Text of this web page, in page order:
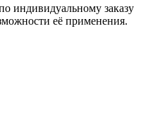
индивидуальному заказу
её применения.